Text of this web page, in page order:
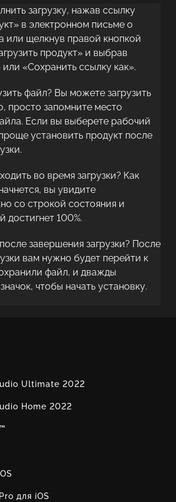
загрузку, нажав ссылку
в электронном письме о
или щелкнув правой кнопкой
продукт» и выбрав
«Сохранить ссылку как».
файл? Вы можете загрузить
просто запомните место
Если вы выберете рабочий
установить продукт после
во время загрузки? Как
вы увидите
со строкой состояния и
достигнет 100%.
завершения загрузки? После
вам нужно будет перейти к
файл, и дважды
чтобы начать установку.
Ultimate 2022
Home 2022
для iOS